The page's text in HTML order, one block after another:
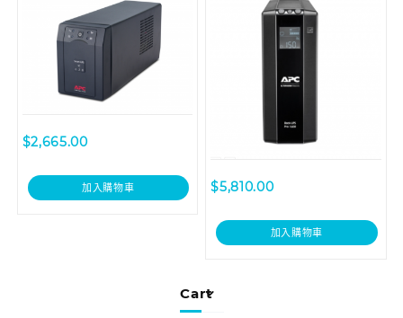
Cart
$2,665.00
加入購物車 $5,810.00
加入購物車